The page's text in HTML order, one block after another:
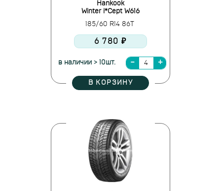
Hankook
Winter i*Cept W616
185/60 R14 86T
6 780 ₽
в наличии > 10шт.
В КОРЗИНУ